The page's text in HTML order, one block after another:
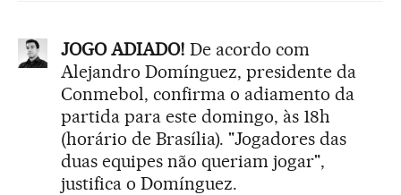
JOGO ADIADO! De acordo com
Alejandro Domínguez, presidente da
Conmebol, confirma o adiamento da
partida para este domingo, às 18h
(horário de Brasília). "Jogadores das
duas equipes não queriam jogar",
justifica o Domínguez.